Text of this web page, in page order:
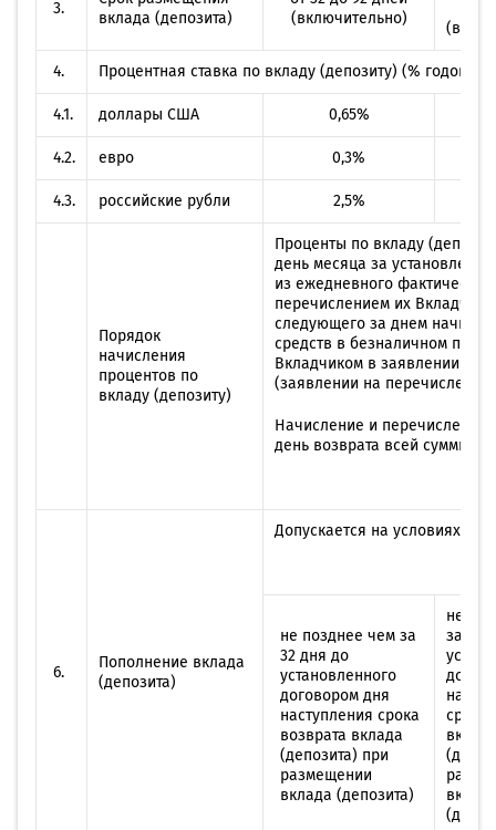
3.
вклада (депозита)
(включительно)
4. Процентная ставка по вкладу (депозиту) (% годовых):
4.1. доллары США 0,65%
4.2. евро 0,3%
4.3. российские рубли 2,5%
Порядок
начисления
процентов по
вкладу (депозиту)
Проценты по вкладу
день месяца за
из ежедневного
перечислением их
следующего за днем
средств в безналичном
Вкладчиком в заявлении на
(заявлении на
Начисление и перечисление
день возврата всей суммы
6.
Пополнение вклада
(депозита)
Допускается на условиях
не позднее чем за
32 дня до
установленного
договором дня
наступления срока
возврата вклада
(депозита) при
размещении
вклада (депозита)
не
за 93
срока